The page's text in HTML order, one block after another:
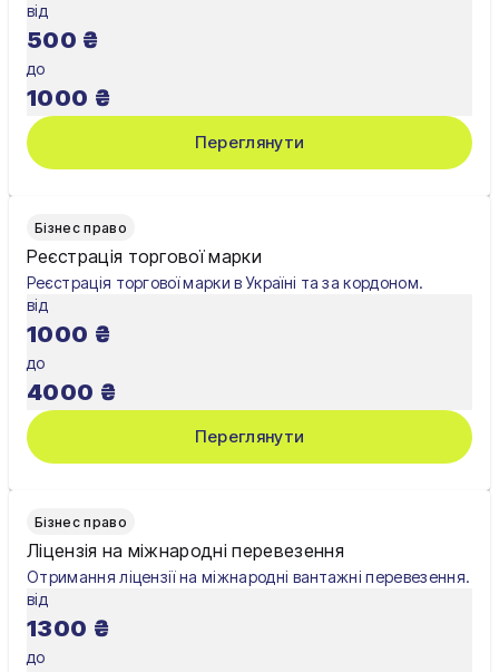
Київ
від
500 ₴
до
1000 ₴
Переглянути
Бізнес право
Реєстрація торгової марки
Реєстрація торгової марки в Україні та за кордоном.
від
1000 ₴
до
4000 ₴
Переглянути
Бізнес право
Ліцензія на міжнародні перевезення
Отримання ліцензії на міжнародні вантажні перевезення.
від
1300 ₴
до